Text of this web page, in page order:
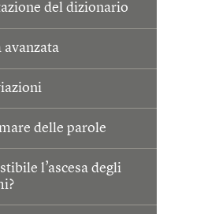
del dizionario
avanzata
delle parole
l’ascesa degli